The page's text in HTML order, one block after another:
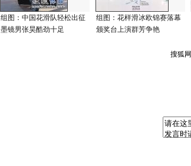
组图：中国花滑队轻松出征
墨镜男张昊酷劲十足
组图：花样滑冰欧锦赛落幕
颁奖台上演群芳争艳